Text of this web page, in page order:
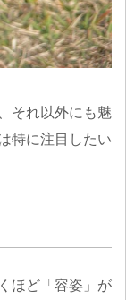
それ以外にも魅
特に注目したい
ほど「容姿」が